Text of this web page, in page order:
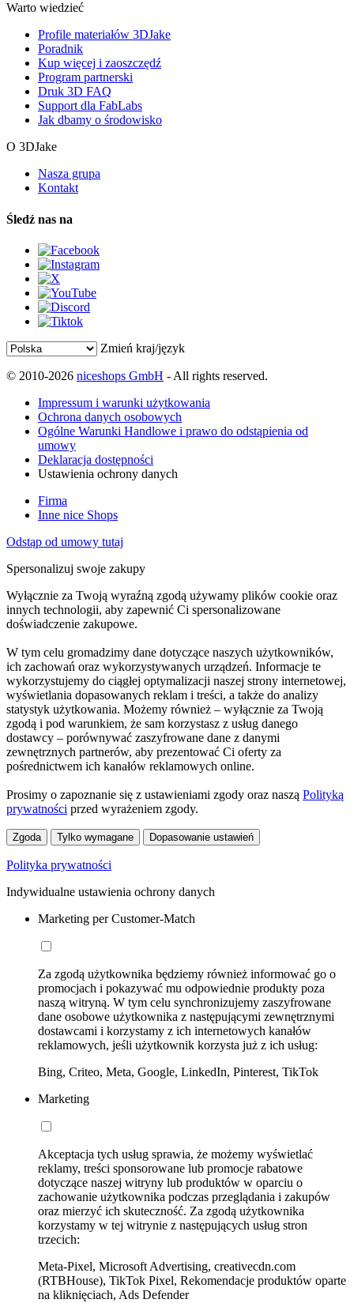
Warto wiedzieć
Profile materiałów 3DJake
Poradnik
Kup więcej i zaoszczędź
Program partnerski
Druk 3D FAQ
Support dla FabLabs
Jak dbamy o środowisko
O 3DJake
Nasza grupa
Kontakt
Śledź nas na
Zmień kraj/język
© 2010-2026 niceshops GmbH - All rights reserved.
Impressum i warunki użytkowania
Ochrona danych osobowych
Ogólne Warunki Handlowe i prawo do odstąpienia od
umowy
Deklaracja dostępności
Ustawienia ochrony danych
Firma
Inne nice Shops
Odstąp od umowy tutaj
Spersonalizuj swoje zakupy
Wyłącznie za Twoją wyraźną zgodą używamy plików cookie oraz
innych technologii, aby zapewnić Ci spersonalizowane
doświadczenie zakupowe.
W tym celu gromadzimy dane dotyczące naszych użytkowników,
ich zachowań oraz wykorzystywanych urządzeń. Informacje te
wykorzystujemy do ciągłej optymalizacji naszej strony internetowej,
wyświetlania dopasowanych reklam i treści, a także do analizy
statystyk użytkowania. Możemy również – wyłącznie za Twoją
zgodą i pod warunkiem, że sam korzystasz z usług danego
dostawcy – porównywać zaszyfrowane dane z danymi
zewnętrznych partnerów, aby prezentować Ci oferty za
pośrednictwem ich kanałów reklamowych online.
Prosimy o zapoznanie się z ustawieniami zgody oraz naszą Polityką
prywatności przed wyrażeniem zgody.
Zgoda Tylko wymagane Dopasowanie ustawień
Polityka prywatności
Indywidualne ustawienia ochrony danych
Marketing per Customer-Match
Za zgodą użytkownika będziemy również informować go o
promocjach i pokazywać mu odpowiednie produkty poza
naszą witryną. W tym celu synchronizujemy zaszyfrowane
dane osobowe użytkownika z następującymi zewnętrznymi
dostawcami i korzystamy z ich internetowych kanałów
reklamowych, jeśli użytkownik korzysta już z ich usług:
Bing, Criteo, Meta, Google, LinkedIn, Pinterest, TikTok
Marketing
Akceptacja tych usług sprawia, że możemy wyświetlać
reklamy, treści sponsorowane lub promocje rabatowe
dotyczące naszej witryny lub produktów w oparciu o
zachowanie użytkownika podczas przeglądania i zakupów
oraz mierzyć ich skuteczność. Za zgodą użytkownika
korzystamy w tej witrynie z następujących usług stron
trzecich:
Meta-Pixel, Microsoft Advertising, creativecdn.com
(RTBHouse), TikTok Pixel, Rekomendacje produktów oparte
na kliknięciach, Ads Defender